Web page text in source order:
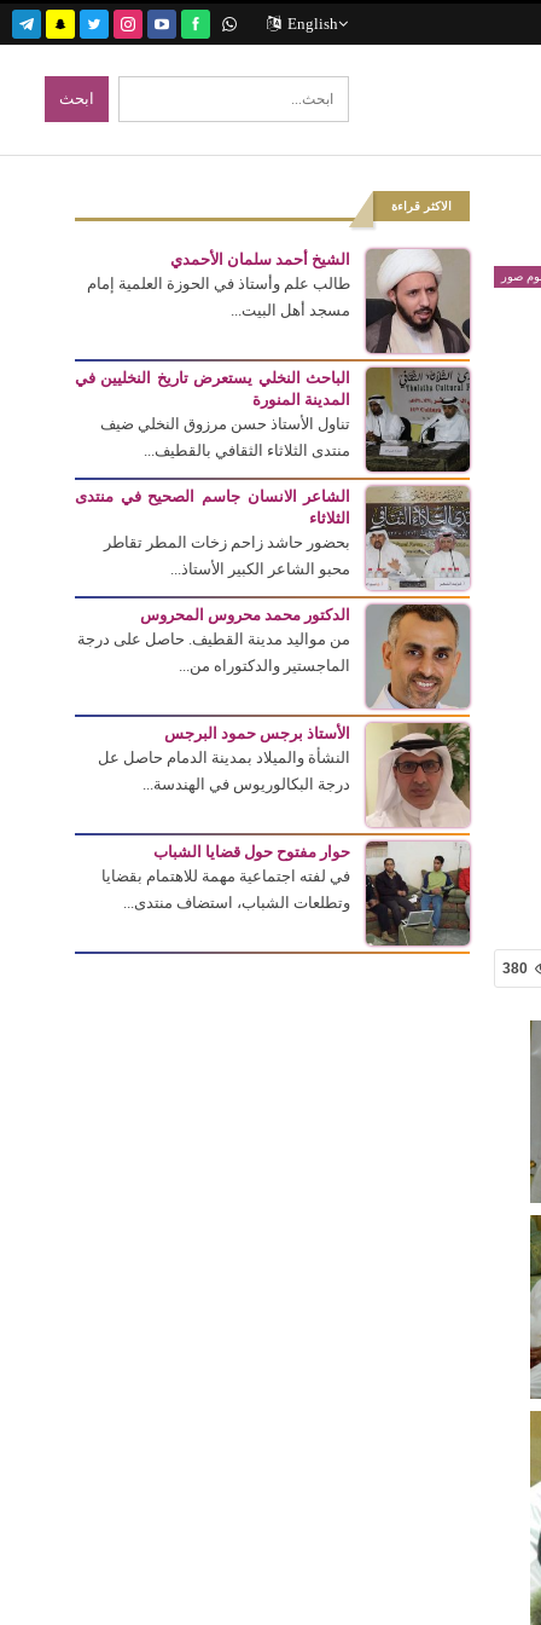
English
صور
380
الاكثر قراءة
الشيخ أحمد سلمان الأحمدي
طالب علم وأستاذ في الحوزة العلمية إمام
مسجد أهل البيت...
الباحث النخلي يستعرض تاريخ النخليين في
المدينة المنورة
تناول الأستاذ حسن مرزوق النخلي ضيف
منتدى الثلاثاء الثقافي بالقطيف...
الشاعر الانسان جاسم الصحيح في منتدى
الثلاثاء
بحضور حاشد زاحم زخات المطر تقاطر
محبو الشاعر الكبير الأستاذ...
الدكتور محمد محروس المحروس
من مواليد مدينة القطيف. حاصل على درجة
الماجستير والدكتوراه من...
الأستاذ برجس حمود البرجس
النشأة والميلاد بمدينة الدمام حاصل عل
درجة البكالوريوس في الهندسة...
حوار مفتوح حول قضايا الشباب
في لفته اجتماعية مهمة للاهتمام بقضايا
وتطلعات الشباب، استضاف منتدى...